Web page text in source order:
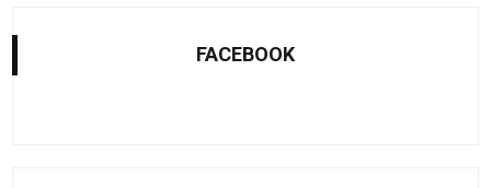
FACEBOOK